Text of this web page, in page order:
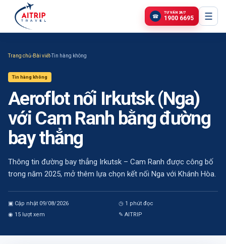
☎
TƯ VẤN 24/7
1900 6695 ☰
Trang chủ›Bài viết›Tin hàng không
Tin hàng không
Aeroflot nối Irkutsk (Nga)
với Cam Ranh bằng đường
bay thẳng
Thông tin đường bay thẳng Irkutsk – Cam Ranh được công bố
trong năm 2025, mở thêm lựa chọn kết nối Nga với Khánh Hòa.
▣ Cập nhật 09/08/2026 ◷ 1 phút đọc
◉ 15 lượt xem ✎ AITRIP